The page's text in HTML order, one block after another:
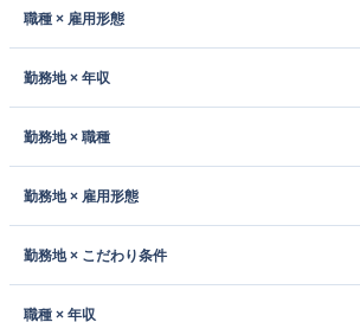
職種 × 雇用形態
勤務地 × 年収
勤務地 × 職種
勤務地 × 雇用形態
勤務地 × こだわり条件
職種 × 年収